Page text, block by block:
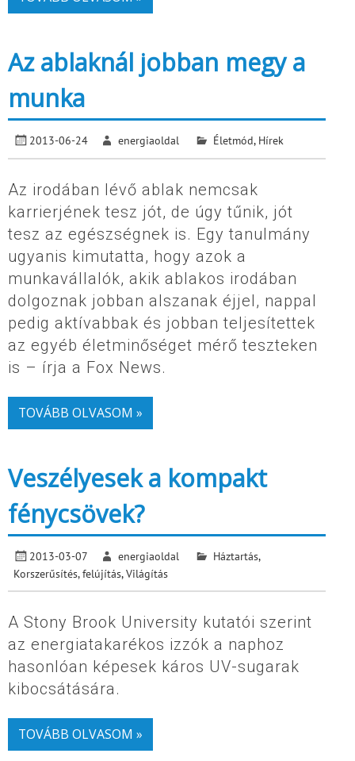
Az ablaknál jobban megy a
munka
2013-06-24 energiaoldal Életmód, Hírek
Az irodában lévő ablak nemcsak
karrierjének tesz jót, de úgy tűnik, jót
tesz az egészségnek is. Egy tanulmány
ugyanis kimutatta, hogy azok a
munkavállalók, akik ablakos irodában
dolgoznak jobban alszanak éjjel, nappal
pedig aktívabbak és jobban teljesítettek
az egyéb életminőséget mérő teszteken
is – írja a Fox News.
TOVÁBB OLVASOM »
Veszélyesek a kompakt
fénycsövek?
2013-03-07 energiaoldal Háztartás,
Korszerűsítés, felújítás,Világítás
A Stony Brook University kutatói szerint
az energiatakarékos izzók a naphoz
hasonlóan képesek káros UV-sugarak
kibocsátására.
TOVÁBB OLVASOM »